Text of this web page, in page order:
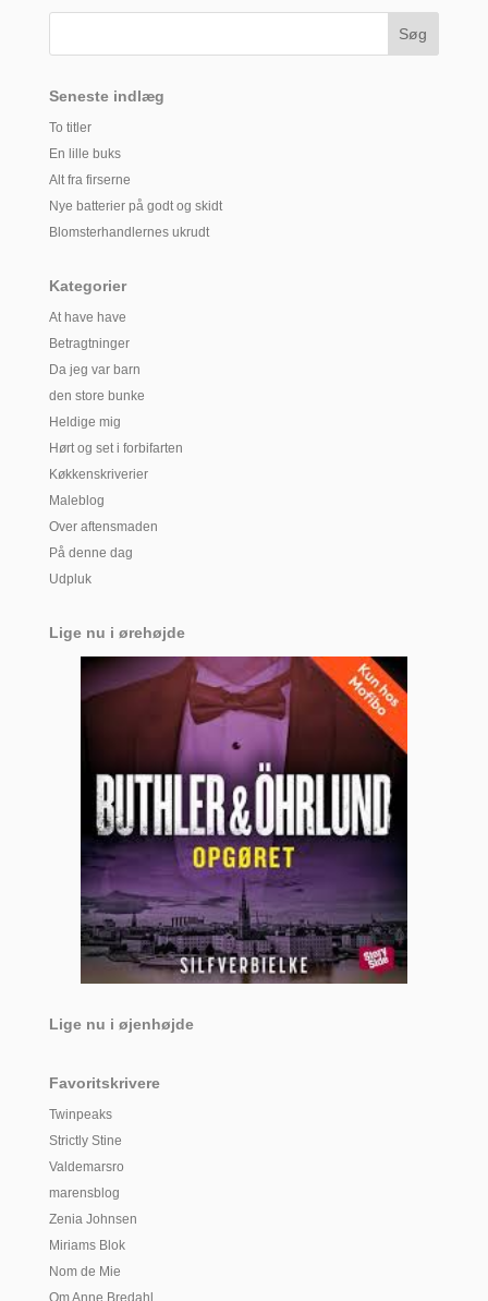
Seneste indlæg
To titler
En lille buks
Alt fra firserne
Nye batterier på godt og skidt
Blomsterhandlernes ukrudt
Kategorier
At have have
Betragtninger
Da jeg var barn
den store bunke
Heldige mig
Hørt og set i forbifarten
Køkkenskriverier
Maleblog
Over aftensmaden
På denne dag
Udpluk
Lige nu i ørehøjde
Lige nu i øjenhøjde
Favoritskrivere
Twinpeaks
Strictly Stine
Valdemarsro
marensblog
Zenia Johnsen
Miriams Blok
Nom de Mie
Om Anne Bredahl